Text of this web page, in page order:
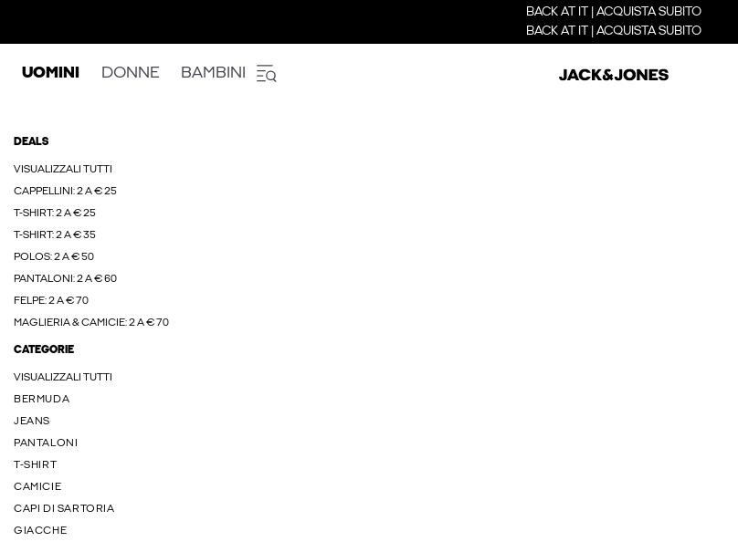
BACK AT IT | ACQUISTA SUBITO
BACK AT IT | ACQUISTA SUBITO
UOMINI DONNE BAMBINI
DEALS
VISUALIZZALI TUTTI
CAPPELLINI: 2 A € 25
T-SHIRT: 2 A € 25
T-SHIRT: 2 A € 35
POLOS: 2 A € 50
PANTALONI: 2 A € 60
FELPE: 2 A € 70
MAGLIERIA & CAMICIE: 2 A € 70
CATEGORIE
VISUALIZZALI TUTTI
BERMUDA
JEANS
PANTALONI
T-SHIRT
CAMICIE
CAPI DI SARTORIA
GIACCHE